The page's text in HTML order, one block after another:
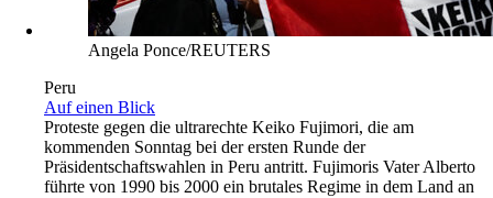
Angela Ponce/REUTERS
Peru
Auf einen Blick
Proteste gegen die ultrarechte Keiko Fujimori, die am
kommenden Sonntag bei der ersten Runde der
Präsidentschaftswahlen in Peru antritt. Fujimoris Vater Alberto
führte von 1990 bis 2000 ein brutales Regime in dem Land an